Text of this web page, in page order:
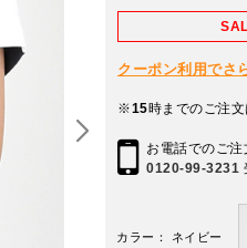
クーポン利用でさ
※15時までのご注文
お電話でのご注
0120-99-3231
カラー： ネイビー